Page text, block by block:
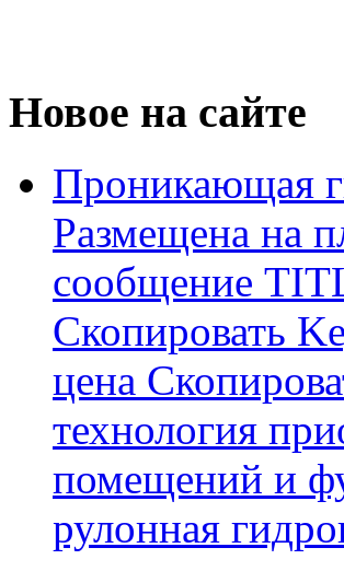
Новое на сайте
Проникающая
Размещена на
сообщение
Скопировать
цена
технология
помещений и
рулонная